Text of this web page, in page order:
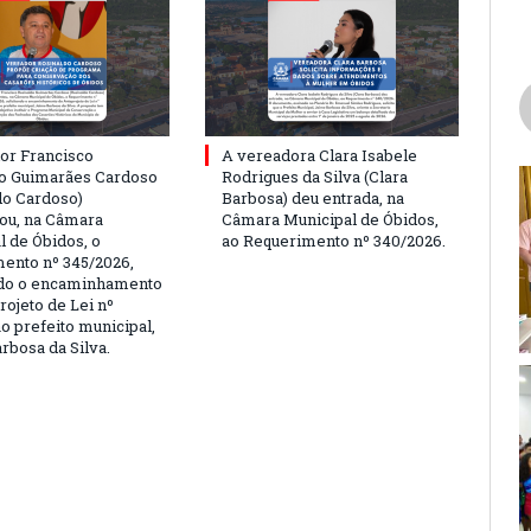
Francisco
Guimarães Cardoso
Cardoso)
na Câmara
de Óbidos, o
nº 345/2026,
o encaminhamento
de Lei nº
prefeito municipal,
da Silva.
A vereadora Clara Isabele
Rodrigues da Silva (Clara
Barbosa) deu entrada, na
Câmara Municipal de Óbidos,
ao Requerimento nº 340/2026.